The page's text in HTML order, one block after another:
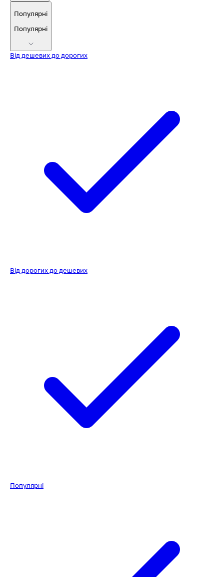
Популярні
Популярні
Від дешевих до дорогих
Від дорогих до дешевих
Популярні